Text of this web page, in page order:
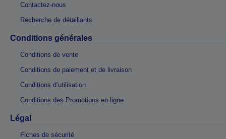
Contactez-nous
Recherche de détaillants
Conditions générales
Conditions de vente
Conditions de paiement et de livraison
Conditions d’utilisation
Conditions des Promotions en ligne
Légal
Fiches de sécurité